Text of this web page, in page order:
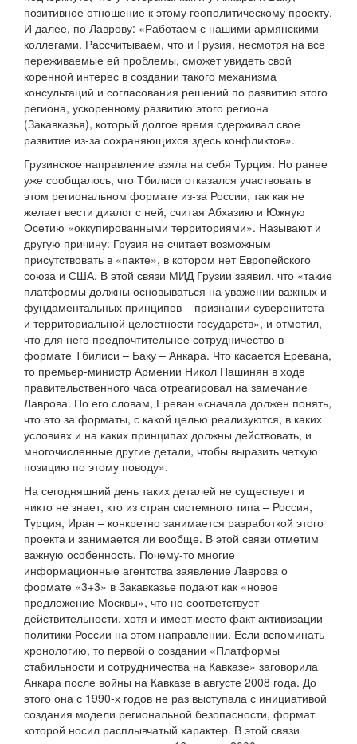
позитивное отношение к этому геополитическому проекту.
И далее, по Лаврову: «Работаем с нашими армянскими
коллегами. Рассчитываем, что и Грузия, несмотря на все
переживаемые ей проблемы, сможет увидеть свой
коренной интерес в создании такого механизма
консультаций и согласования решений по развитию этого
региона, ускоренному развитию этого региона
(Закавказья), который долгое время сдерживал свое
развитие из-за сохраняющихся здесь конфликтов».
Грузинское направление взяла на себя Турция. Но ранее
уже сообщалось, что Тбилиси отказался участвовать в
этом региональном формате из-за России, так как не
желает вести диалог с ней, считая Абхазию и Южную
Осетию «оккупированными территориями». Называют и
другую причину: Грузия не считает возможным
присутствовать в «пакте», в котором нет Европейского
союза и США. В этой связи МИД Грузии заявил, что «такие
платформы должны основываться на уважении важных и
фундаментальных принципов – признании суверенитета
и территориальной целостности государств», и отметил,
что для него предпочтительнее сотрудничество в
формате Тбилиси – Баку – Анкара. Что касается Еревана,
то премьер-министр Армении Никол Пашинян в ходе
правительственного часа отреагировал на замечание
Лаврова. По его словам, Ереван «сначала должен понять,
что это за форматы, с какой целью реализуются, в каких
условиях и на каких принципах должны действовать, и
многочисленные другие детали, чтобы выразить четкую
позицию по этому поводу».
На сегодняшний день таких деталей не существует и
никто не знает, кто из стран системного типа – Россия,
Турция, Иран – конкретно занимается разработкой этого
проекта и занимается ли вообще. В этой связи отметим
важную особенность. Почему-то многие
информационные агентства заявление Лаврова о
формате «3+3» в Закавказье подают как «новое
предложение Москвы», что не соответствует
действительности, хотя и имеет место факт активизации
политики России на этом направлении. Если вспоминать
хронологию, то первой о создании «Платформы
стабильности и сотрудничества на Кавказе» заговорила
Анкара после войны на Кавказе в августе 2008 года. До
этого она с 1990-х годов не раз выступала с инициативой
создания модели региональной безопасности, формат
которой носил расплывчатый характер. В этой связи